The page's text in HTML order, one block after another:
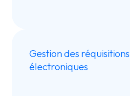
Gestion des réquisitions
électroniques